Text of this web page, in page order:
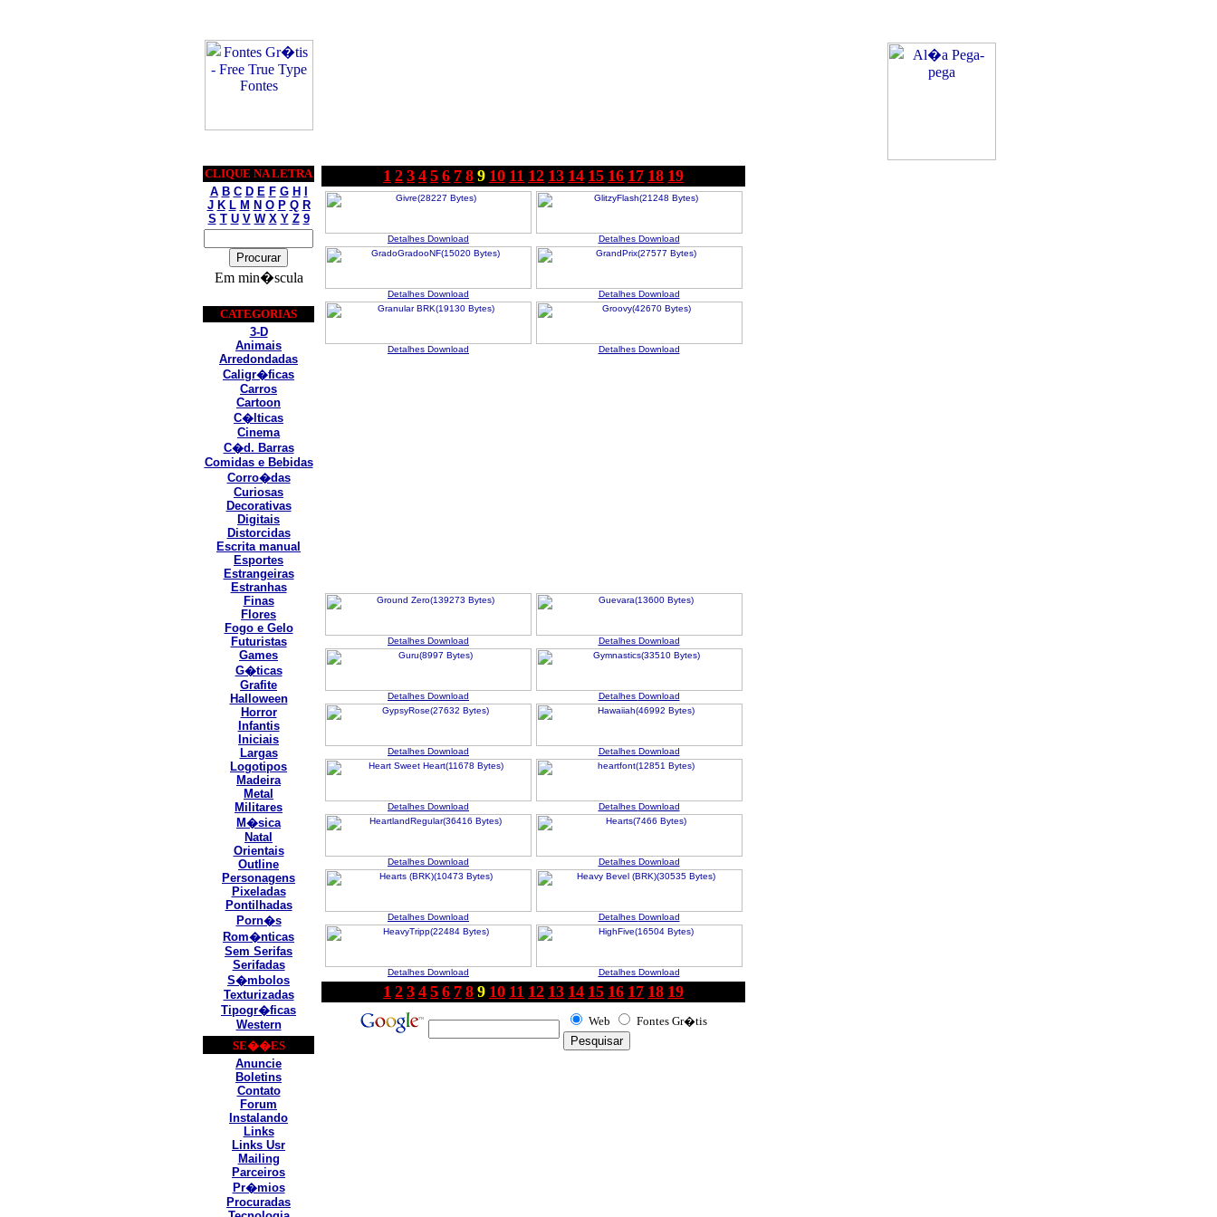
CLIQUE NA LETRA
A B C D E F G H
J K L M N O P Q R
S T U V W X Y Z 9
Em min�scula
CATEGORIAS
3-D
Animais
Arredondadas
Caligr�ficas
Carros
Cartoon
C�lticas
Cinema
C�d. Barras
Comidas e Bebidas
Corro�das
Curiosas
Decorativas
Digitais
Distorcidas
Escrita manual
Esportes
Estrangeiras
Estranhas
Finas
Flores
Fogo e Gelo
Futuristas
Games
G�ticas
Grafite
Halloween
Horror
Infantis
Iniciais
Largas
Logotipos
Madeira
Metal
Militares
M�sica
Natal
Orientais
Outline
Personagens
Pixeladas
Pontilhadas
Porn�s
Rom�nticas
Sem Serifas
Serifadas
S�mbolos
Texturizadas
Tipogr�ficas
Western
SE��ES
Anuncie
Boletins
Contato
Forum
Instalando
Links
Links Usr
Mailing
Parceiros
Pr�mios
Procuradas
1 2 3 4 5 6 7 8 9 10 11 12 13 14 15 16 17 18 19
Detalhes Download Detalhes Download
Detalhes Download Detalhes Download
Detalhes Download Detalhes Download
Detalhes Download Detalhes Download
Detalhes Download Detalhes Download
Detalhes Download Detalhes Download
Detalhes Download Detalhes Download
Detalhes Download Detalhes Download
Detalhes Download Detalhes Download
Detalhes Download Detalhes Download
1 2 3 4 5 6 7 8 9 10 11 12 13 14 15 16 17 18 19
Web Fontes Gr�tis